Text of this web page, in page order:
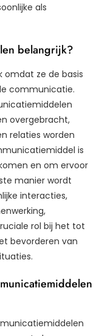
als
belangrijk?
omdat ze de basis
communicatie.
overgebracht,
relaties worden
is
en om ervoor
manier wordt
interacties,
rol bij het tot
bevorderen van